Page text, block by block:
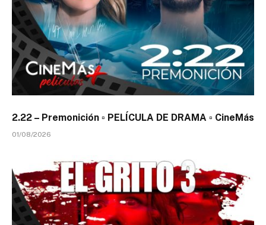
2.22 – Premonición ▫️ PELÍCULA DE DRAMA ▫️ CineMás
01/08/2026